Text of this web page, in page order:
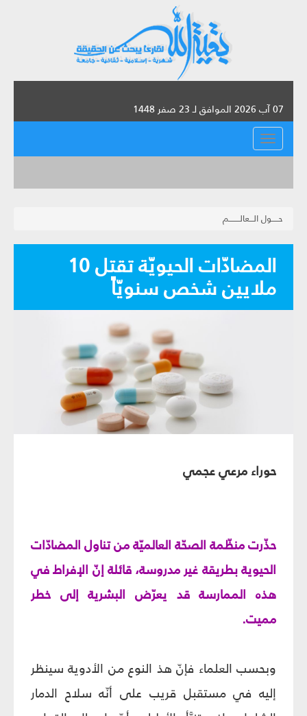
07 آب 2026 الموافق لـ 23 صفر 1448
القائمة
حـــــول الـــعالــــــــم
المضادّات الحيويّة تقتل 10
ملايين شخص سنويّاً
حوراء مرعي عجمي
حذّرت منظّمة الصحّة العالميّة من تناول المضادّات
الحيوية بطريقة غير مدروسة، قائلة إنّ الإفراط في
هذه الممارسة قد يعرّض البشرية إلى خطر
مميت.
وبحسب العلماء فإنّ هذ النوع من الأدوية سينظر
إليه في مستقبل قريب على أنّه سلاح الدمار